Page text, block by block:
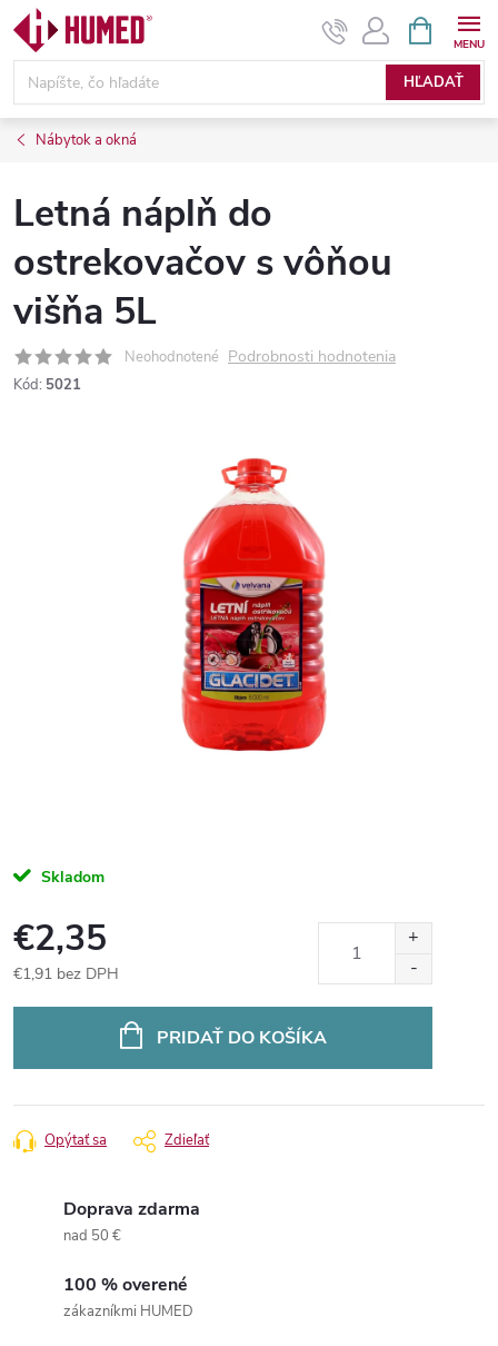
Prejsť
obsah
HĽADAŤ
KOŠÍK
Nábytok a okná
Letná náplň do
ostrekovačov s vôňou
višňa 5L
Neohodnotené Podrobnosti hodnotenia
Kód: 5021
Skladom
€2,35
€1,91 bez DPH
PRIDAŤ DO KOŠÍKA
Opýtať sa Zdieľať
Doprava zdarma
nad 50 €
100 % overené
zákazníkmi HUMED